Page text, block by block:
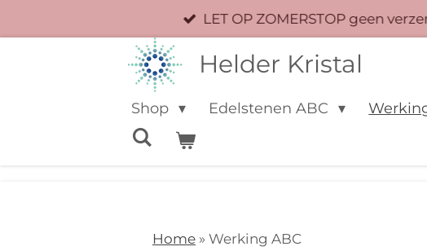
direct
LET OP ZOMERSTOP geen
Helder Kristal
Shop Edelstenen ABC
Home » Werking ABC